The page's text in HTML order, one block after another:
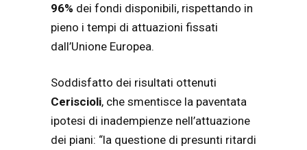
96% dei fondi disponibili, rispettando in
pieno i tempi di attuazioni fissati
dall’Unione Europea.
Soddisfatto dei risultati ottenuti
Ceriscioli, che smentisce la paventata
ipotesi di inadempienze nell’attuazione
dei piani: “la questione di presunti ritardi